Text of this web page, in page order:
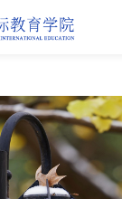
请大厅(